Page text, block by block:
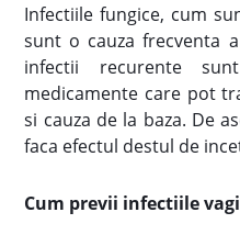
Infectiile fungice, cum
sunt o cauza frecventa
infectii recurente
medicamente care pot
si cauza de la baza. De
faca efectul destul de
Cum previi infectiile